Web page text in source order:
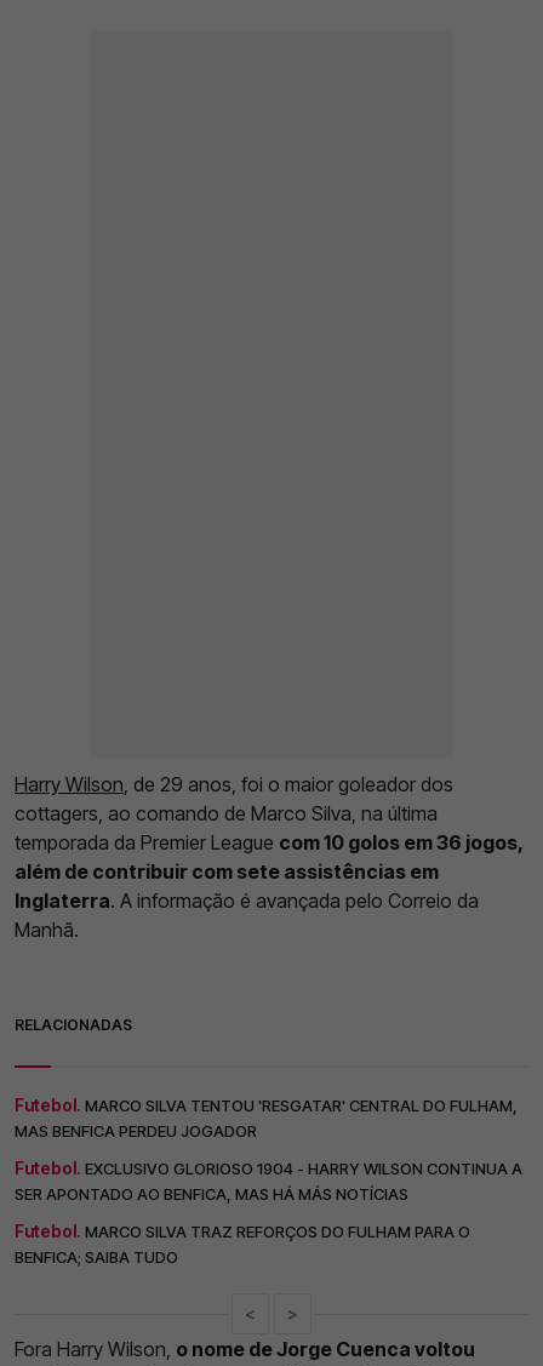
Harry Wilson, de 29 anos, foi o maior goleador dos
cottagers, ao comando de Marco Silva, na última
temporada da Premier League com 10 golos em 36 jogos,
além de contribuir com sete assistências em
Inglaterra. A informação é avançada pelo Correio da
Manhã.
RELACIONADAS
Futebol. MARCO SILVA TENTOU 'RESGATAR' CENTRAL DO FULHAM,
MAS BENFICA PERDEU JOGADOR
Futebol. EXCLUSIVO GLORIOSO 1904 - HARRY WILSON CONTINUA A
SER APONTADO AO BENFICA, MAS HÁ MÁS NOTÍCIAS
Futebol. MARCO SILVA TRAZ REFORÇOS DO FULHAM PARA O
BENFICA; SAIBA TUDO
< >
Fora Harry Wilson, o nome de Jorge Cuenca voltou